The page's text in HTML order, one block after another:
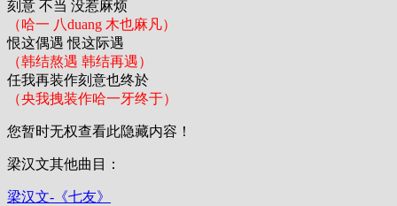
刻意 不当 没惹麻烦
（哈一 八duang 木也麻凡）
恨这偶遇 恨这际遇
（韩结熬遇 韩结再遇）
任我再装作刻意也终於
（央我拽装作哈一牙终于）
您暂时无权查看此隐藏内容！
梁汉文其他曲目：
梁汉文-《七友》